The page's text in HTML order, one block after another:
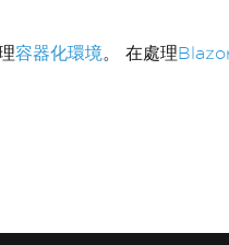
容器化環境。 在處理